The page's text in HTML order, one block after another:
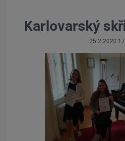
Karlovarský
25.2.2020